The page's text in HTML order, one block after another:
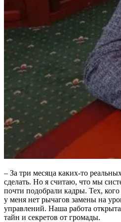
– За три месяца каких-то
сделать. Но я считаю, что мы
почти подобрали кадры. Тех,
у меня нет рычагов замены на
управлений. Наша работа
тайн и секретов от громады.